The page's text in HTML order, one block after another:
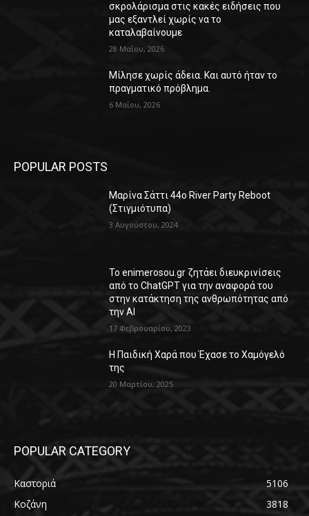
σκρολάρισμα στις κακές ειδήσεις που
μας εξαντλεί χωρίς να το
καταλαβαίνουμε
28 Μαΐου, 2026
Μίλησε χωρίς άδεια. Και αυτό ήταν το
πραγματικό πρόβλημα.
6 Μαΐου, 2026
POPULAR POSTS
Μαρίνα Σάττι 44o River Party Reboot
(Στιγμιότυπα)
3 Αυγούστου, 2024
Το enimerosou.gr ζητάει διευκρινίσεις
από το ChatGPT για την αναφορά του
στην κατάκτηση της ανθρωπότητας από
την AI
17 Φεβρουαρίου, 2023
Η Παιδική Χαρά που Έχασε το Χαμόγελό
της
20 Μαρτίου, 2025
POPULAR CATEGORY
Καστοριά
5106
Κοζάνη
3818